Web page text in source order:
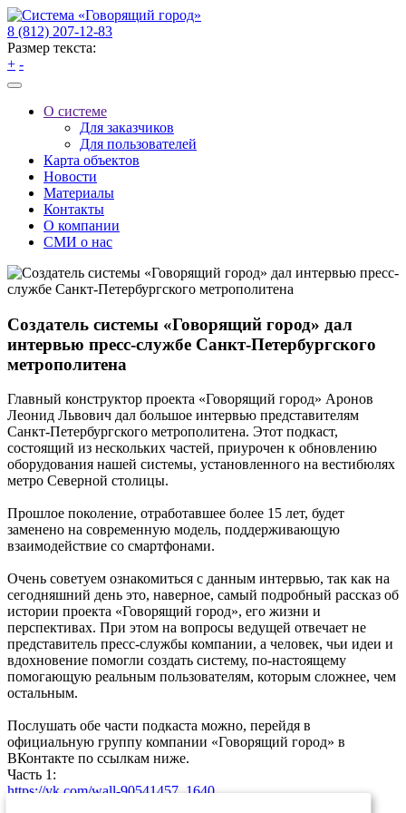
8 (812) 207-12-83
Размер текста:
+ -
О системе
Для заказчиков
Для пользователей
Карта объектов
Новости
Материалы
Контакты
О компании
СМИ о нас
Создатель системы «Говорящий город» дал
интервью пресс-службе Санкт-Петербургского
метрополитена
Главный конструктор проекта «Говорящий город» Аронов
Леонид Львович дал большое интервью представителям
Санкт-Петербургского метрополитена. Этот подкаст,
состоящий из нескольких частей, приурочен к обновлению
оборудования нашей системы, установленного на вестибюлях
метро Северной столицы.
Прошлое поколение, отработавшее более 15 лет, будет
заменено на современную модель, поддерживающую
взаимодействие со смартфонами.
Очень советуем ознакомиться с данным интервью, так как на
сегодняшний день это, наверное, самый подробный рассказ об
истории проекта «Говорящий город», его жизни и
перспективах. При этом на вопросы ведущей отвечает не
представитель пресс-службы компании, а человек, чьи идеи и
вдохновение помогли создать систему, по-настоящему
помогающую реальным пользователям, которым сложнее, чем
остальным.
Послушать обе части подкаста можно, перейдя в
официальную группу компании «Говорящий город» в
ВКонтакте по ссылкам ниже.
Часть 1:
https://vk.com/wall-90541457_1640